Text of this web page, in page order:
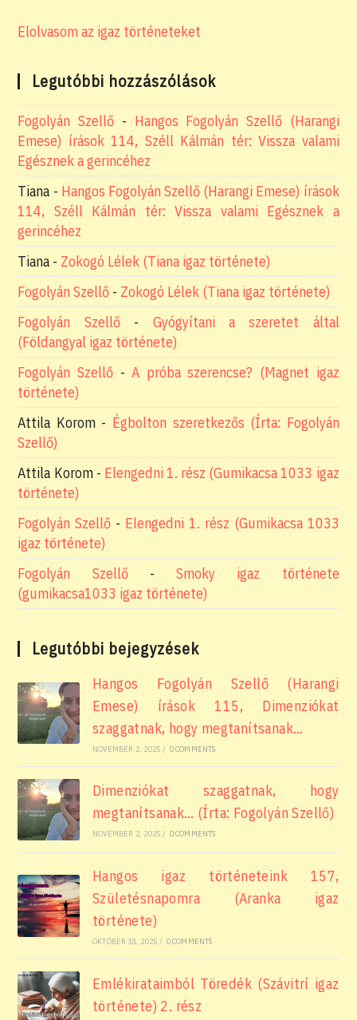
Elolvasom az igaz történeteket
Legutóbbi hozzászólások
Fogolyán Szellő - Hangos Fogolyán Szellő (Harangi
Emese) írások 114, Széll Kálmán tér: Vissza valami
Egésznek a gerincéhez
Tiana - Hangos Fogolyán Szellő (Harangi Emese) írások
114, Széll Kálmán tér: Vissza valami Egésznek a
gerincéhez
Tiana - Zokogó Lélek (Tiana igaz története)
Fogolyán Szellő - Zokogó Lélek (Tiana igaz története)
Fogolyán Szellő- Gyógyítani a szeretet által
(Földangyal igaz története)
Fogolyán Szellő -A próba szerencse? (Magnet igaz
története)
Attila Korom- Égbolton szeretkezős (Írta: Fogolyán
Szellő)
Attila Korom- Elengedni 1. rész (Gumikacsa 1033 igaz
története)
Fogolyán Szellő - Elengedni 1. rész (Gumikacsa 1033
igaz története)
Fogolyán Szellő-Smoky igaz története
(gumikacsa1033 igaz története)
Legutóbbi bejegyzések
Hangos Fogolyán Szellő (Harangi
Emese) írások 115, Dimenziókat
szaggatnak, hogy megtanítsanak…
NOVEMBER 2, 2025 / 0 COMMENTS
Dimenziókat szaggatnak, hogy
megtanítsanak… (Írta: Fogolyán Szellő)
NOVEMBER 2, 2025 / 0 COMMENTS
Hangos igaz történeteink 157,
Születésnapomra (Aranka igaz
története)
OKTÓBER 18, 2025 / 0 COMMENTS
Emlékirataimból Töredék (Szávitrí igaz
története) 2. rész